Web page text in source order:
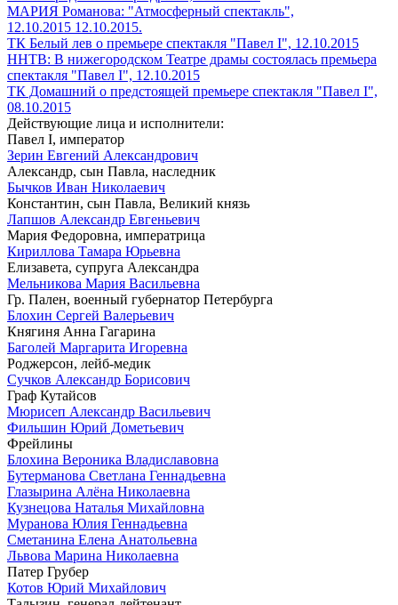
МАРИЯ Романова: "Атмосферный спектакль",
12.10.2015 12.10.2015.
ТК Белый лев о премьере спектакля "Павел I", 12.10.2015
ННТВ: В нижегородском Театре драмы состоялась премьера
спектакля "Павел I", 12.10.2015
ТК Домашний о предстоящей премьере спектакля "Павел I",
08.10.2015
Действующие лица и исполнители:
Павел I, император
Зерин Евгений Александрович
Александр, сын Павла, наследник
Бычков Иван Николаевич
Константин, сын Павла, Великий князь
Лапшов Александр Евгеньевич
Мария Федоровна, императрица
Кириллова Тамара Юрьевна
Елизавета, супруга Александра
Мельникова Мария Васильевна
Гр. Пален, военный губернатор Петербурга
Блохин Сергей Валерьевич
Княгиня Анна Гагарина
Баголей Маргарита Игоревна
Роджерсон, лейб-медик
Сучков Александр Борисович
Граф Кутайсов
Мюрисеп Александр Васильевич
Фильшин Юрий Дометьевич
Фрейлины
Блохина Вероника Владиславовна
Бутерманова Светлана Геннадьевна
Глазырина Алёна Николаевна
Кузнецова Наталья Михайловна
Муранова Юлия Геннадьевна
Сметанина Елена Анатольевна
Львова Марина Николаевна
Патер Грубер
Котов Юрий Михайлович